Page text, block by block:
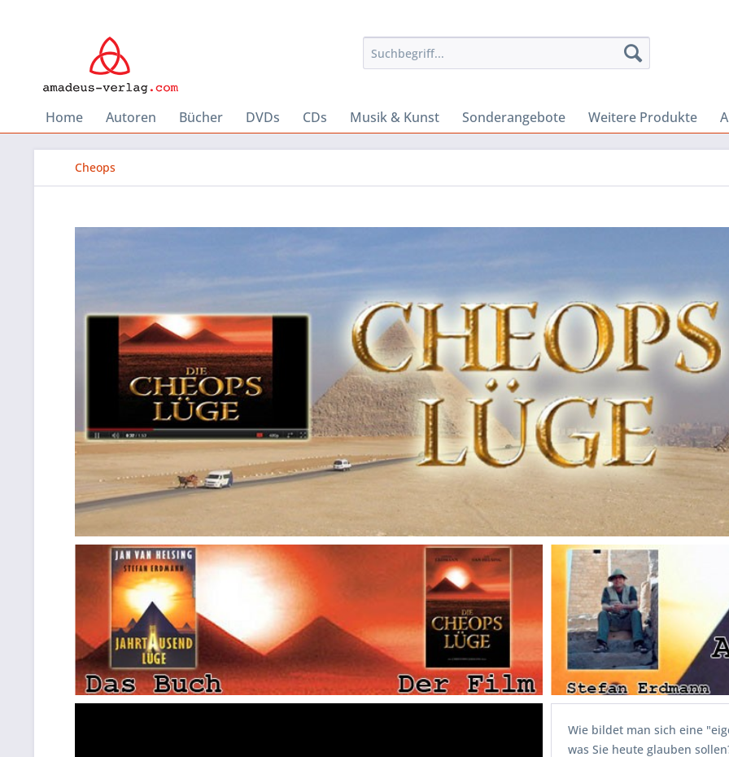
Home Autoren Bücher DVDs CDs Musik & Kunst Sonderangebote Weitere Produkte
Cheops
Wie bildet man sich eine
was Sie heute glauben